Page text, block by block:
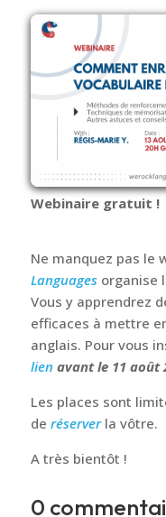
techniques de
mémorisation
Webinaire gratuit !
Ne manquez pas le
Languagesorganise
Vous y apprendrez
anglais. Pour vous